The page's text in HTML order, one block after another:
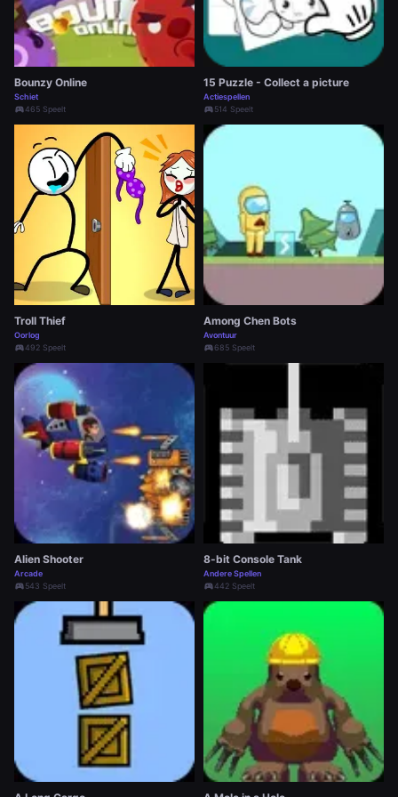
Bounzy Online
Schiet
sports_esports465 Speelt
15 Puzzle - Collect a picture
Actiespellen
sports_esports514 Speelt
Troll Thief
Oorlog
sports_esports492 Speelt
Among Chen Bots
Avontuur
sports_esports685 Speelt
Alien Shooter
Arcade
sports_esports543 Speelt
8-bit Console Tank
Andere Spellen
sports_esports442 Speelt